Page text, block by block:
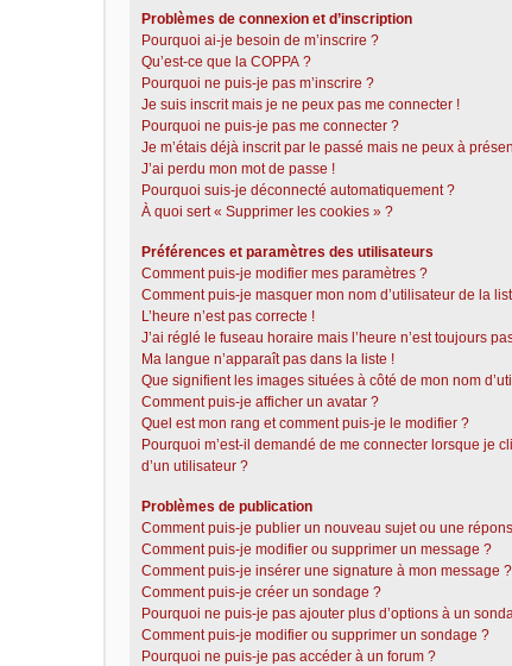
Problèmes de connexion et d’inscription
Pourquoi ai-je besoin de m’inscrire ?
Qu’est-ce que la COPPA ?
Pourquoi ne puis-je pas m’inscrire ?
Je suis inscrit mais je ne peux pas me connecter !
Pourquoi ne puis-je pas me connecter ?
Je m’étais déjà inscrit par le passé mais ne peux à
J’ai perdu mon mot de passe !
Pourquoi suis-je déconnecté automatiquement ?
À quoi sert « Supprimer les cookies » ?
Préférences et paramètres des utilisateurs
Comment puis-je modifier mes paramètres ?
Comment puis-je masquer mon nom d’utilisateur de la
L’heure n’est pas correcte !
J’ai réglé le fuseau horaire mais l’heure n’est toujours
Ma langue n’apparaît pas dans la liste !
Que signifient les images situées à côté de mon nom
Comment puis-je afficher un avatar ?
Quel est mon rang et comment puis-je le modifier ?
Pourquoi m’est-il demandé de me connecter lorsque je
d’un utilisateur ?
Problèmes de publication
Comment puis-je publier un nouveau sujet ou une
Comment puis-je modifier ou supprimer un message ?
Comment puis-je insérer une signature à mon message ?
Comment puis-je créer un sondage ?
Pourquoi ne puis-je pas ajouter plus d’options à un
Comment puis-je modifier ou supprimer un sondage ?
Pourquoi ne puis-je pas accéder à un forum ?